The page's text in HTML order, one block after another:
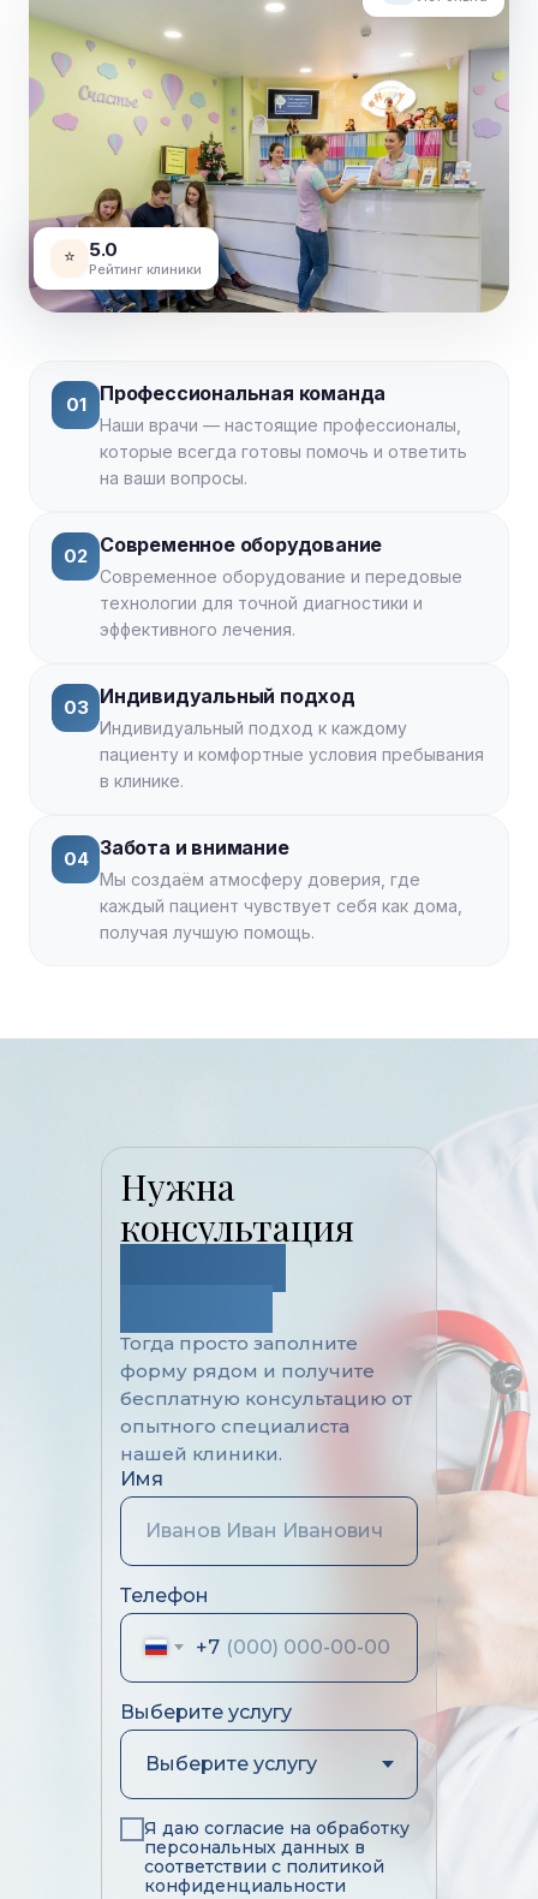
01 Профессиональная команда
Наши врачи — настоящие профессионалы,
которые всегда готовы помочь и ответить
на ваши вопросы.
02 Современное оборудование
Современное оборудование и передовые
технологии для точной диагностики и
эффективного лечения.
03 Индивидуальный подход
Индивидуальный подход к каждому
пациенту и комфортные условия пребывания
в клинике.
04 Забота и внимание
Мы создаём атмосферу доверия, где
каждый пациент чувствует себя как дома,
получая лучшую помощь.
⭐ 5.0
Рейтинг клиники
Нужна
консультация
Тогда просто заполните
форму рядом и получите
бесплатную консультацию от
опытного специалиста
нашей клиники.
Имя
Телефон
+7
Выберите услугу
Я даю согласие на обработку
персональных данных в
соответствии с политикой
конфиденциальности